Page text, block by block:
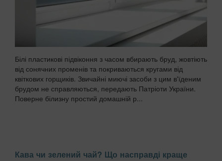
Білі пластикові підвіконня з часом вбирають бруд, жовтіють
від сонячних променів та покриваються кругами від
квіткових горщиків. Звичайні миючі засоби з цим в'їденим
брудом не справляються, передають Патріоти України.
Поверне білизну простий домашній р...
Кава чи зелений чай? Що насправді краще